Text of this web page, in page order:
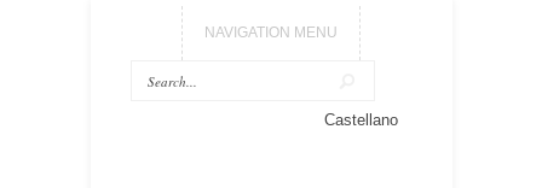
NAVIGATION MENU
Castellano